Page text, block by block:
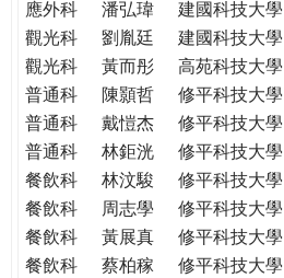
應外科 潘弘瑋 建國科技大學
觀光科
劉胤廷 建國科技大學
觀光科
黃而彤 高苑科技大學
普通科
陳顥哲 修平科技大學
普通科
戴愷杰 修平科技大學
普通科
林鉅洸 修平科技大學
餐飲科
林汶駿 修平科技大學
餐飲科
周志學 修平科技大學
餐飲科
黃展真 修平科技大學
餐飲科
蔡柏稼 修平科技大學